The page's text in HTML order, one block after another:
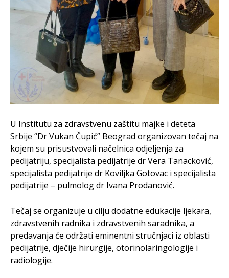
U Institutu za zdravstvenu zaštitu majke i deteta
Srbije “Dr Vukan Čupić” Beograd organizovan tečaj na
kojem su prisustvovali načelnica odjeljenja za
pedijatriju, specijalista pedijatrije dr Vera Tanacković,
specijalista pedijatrije dr Koviljka Gotovac i specijalista
pedijatrije – pulmolog dr Ivana Prodanović.
Tečaj se organizuje u cilju dodatne edukacije ljekara,
zdravstvenih radnika i zdravstvenih saradnika, a
predavanja će održati eminentni stručnjaci iz oblasti
pedijatrije, dječije hirurgije, otorinolaringologije i
radiologije.